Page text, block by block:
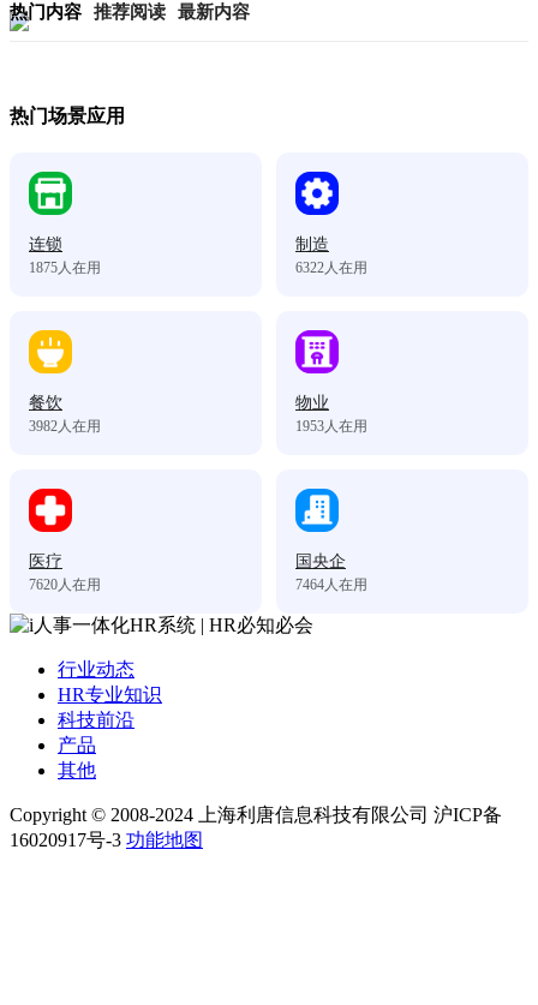
热门内容 推荐阅读 最新内容
热门场景应用
连锁
1875 人在用
制造
6322 人在用
餐饮
3982 人在用
物业
1953 人在用
医疗
7620 人在用
国央企
7464 人在用
行业动态
HR专业知识
科技前沿
产品
其他
Copyright © 2008-2024 上海利唐信息科技有限公司 沪ICP备
16020917号-3 功能地图